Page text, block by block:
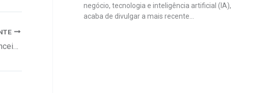
negócio, tecnologia e inteligência artificial (IA),
acaba de divulgar a mais recente...